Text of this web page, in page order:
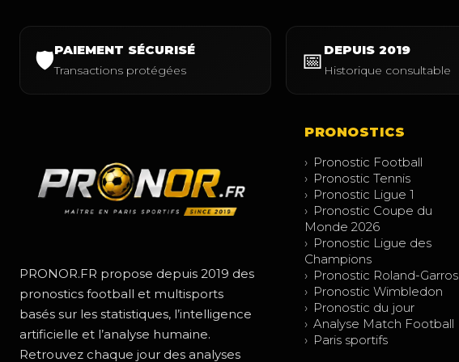
🛡️PAIEMENT SÉCURISÉ
Transactions protégées 📅 DEPUIS 2019
Historique consultable
PRONOR.FR propose depuis 2019 des
pronostics football et multisports
basés sur les statistiques, l’intelligence
artificielle et l’analyse humaine.
Retrouvez chaque jour des analyses
PRONOSTICS
› Pronostic Football
› Pronostic Tennis
› Pronostic Ligue 1
› Pronostic Coupe du
Monde 2026
› Pronostic Ligue des
Champions
› Pronostic Roland-Garros
› Pronostic Wimbledon
› Pronostic du jour
› Analyse Match Football
› Paris sportifs